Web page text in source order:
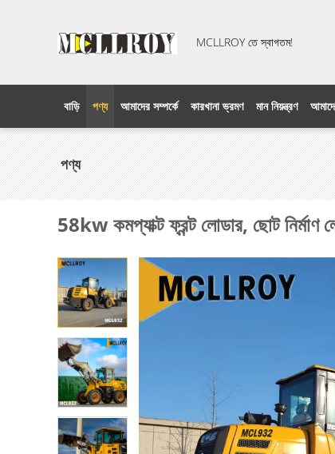
MCLLROY তে স্বাগতম!
বাড়ি পণ্য আমাদের সম্পর্কে কারখানা ভ্রমণ মান নিয়ন্ত্রণ
পণ্য
58kw কমপ্যাক্ট ফ্রন্ট লোডার, ছোট